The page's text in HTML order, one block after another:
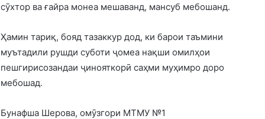
сӯхтор ва ғайра монеа мешаванд, мансуб мебошанд.
Ҳамин тариқ, бояд тазаккур дод, ки барои таъмини
муътадили рушди суботи ҷомеа нақши омилҳои
пешгирисозандаи ҷинояткорӣ саҳми муҳимро доро
мебошад.
Бунафша Шерова, омӯзгори МТМУ №1